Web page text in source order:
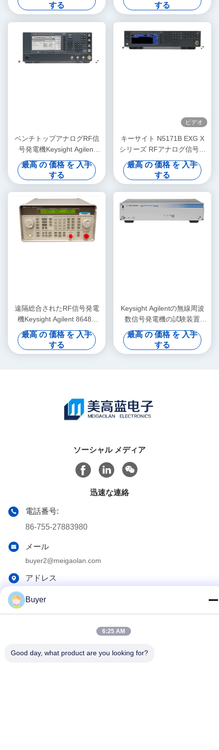
する
する
ベンチトップアナログRF信
号発電機Keysight Agilent
E8257D PSG
最高 の 価格 を 入手
する
ビデオ
キーサイト N5171B EXG X
シリーズ RFアナログ信号発
生器 9 kHz～6 GHz ラックマ
ウント/ベンチトップ 低コス
ト
最高 の 価格 を 入手
する
遠隔総合されたRF信号発電
機Keysight Agilent 8648B
9kHz-2000MHz
最高 の 価格 を 入手
する
Keysight Agilentの無線周波
数信号発電機の試験装置
N5162A MXGは食べた
最高 の 価格 を 入手
する
ソーシャル メディア
迅速な連絡
電話番号:
86-755-27883980
メール
buyer2@meigaolan.com
アドレス
ンセン、中国のF32
プライバシーポリシー
中国 良質 RFのスペクトル検光子 提供者 著作権 2023-2026
Buyer
6:25 AM
Good day, what product are you looking for?